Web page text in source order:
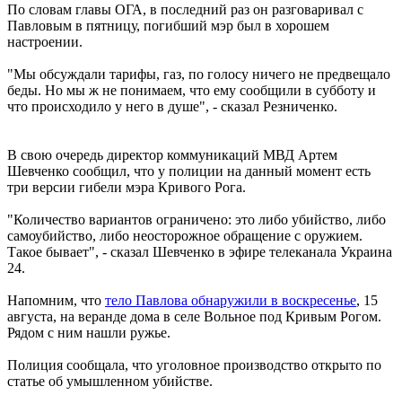
По словам главы ОГА, в последний раз он разговаривал с
Павловым в пятницу, погибший мэр был в хорошем
настроении.
"Мы обсуждали тарифы, газ, по голосу ничего не предвещало
беды. Но мы ж не понимаем, что ему сообщили в субботу и
что происходило у него в душе", - сказал Резниченко.
В свою очередь директор коммуникаций МВД Артем
Шевченко сообщил, что у полиции на данный момент есть
три версии гибели мэра Кривого Рога.
"Количество вариантов ограничено: это либо убийство, либо
самоубийство, либо неосторожное обращение с оружием.
Такое бывает", - сказал Шевченко в эфире телеканала Украина
24.
Напомним, что тело Павлова обнаружили в воскресенье, 15
августа, на веранде дома в селе Вольное под Кривым Рогом.
Рядом с ним нашли ружье.
Полиция сообщала, что уголовное производство открыто по
статье об умышленном убийстве.